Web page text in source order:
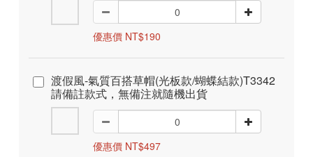
優惠價 NT$190
渡假風-氣質百搭草帽(光板款/蝴蝶結款)T3342
請備註款式，無備注就隨機出貨
優惠價 NT$497